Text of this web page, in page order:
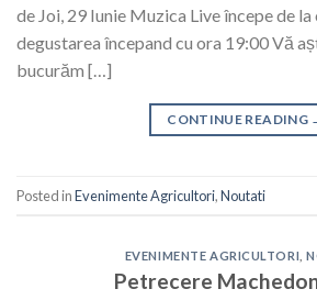
de Joi, 29 Iunie Muzica Live începe de
degustarea începand cu ora 19:00 Vă
bucurăm […]
CONTINUE READING
Posted inEvenimente Agricultori,Noutati
EVENIMENTE AGRICULTORI ,
Petrecere